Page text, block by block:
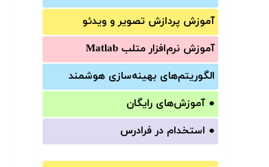
آموزش‌ پردازش تصویر و ویدئو
آموزش‌ نرم‌افزار متلب Matlab
الگوریتم‌های بهینه‌سازی هوشمند
● آموزش‌های رایگان
● استخدام در فرادرس